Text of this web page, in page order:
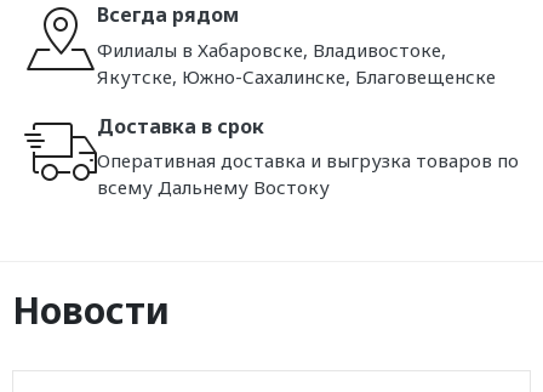
Всегда рядом
Филиалы в Хабаровске, Владивостоке,
Якутске, Южно-Сахалинске, Благовещенске
Доставка в срок
Оперативная доставка и выгрузка товаров по
всему Дальнему Востоку
Новости